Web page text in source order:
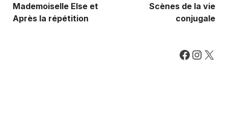
Mademoiselle Else et
Après la répétition
Scènes de la vie
conjugale